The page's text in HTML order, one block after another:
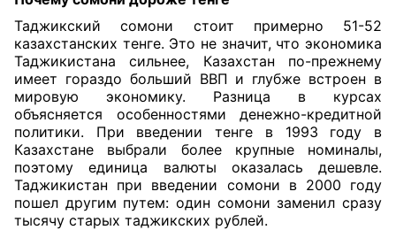
Таджикский сомони стоит примерно 51-52
казахстанских тенге. Это не значит, что экономика
Таджикистана сильнее, Казахстан по-прежнему
имеет гораздо больший ВВП и глубже встроен в
мировую экономику. Разница в курсах
объясняется особенностями денежно-кредитной
политики. При введении тенге в 1993 году в
Казахстане выбрали более крупные номиналы,
поэтому единица валюты оказалась дешевле.
Таджикистан при введении сомони в 2000 году
пошел другим путем: один сомони заменил сразу
тысячу старых таджикских рублей.